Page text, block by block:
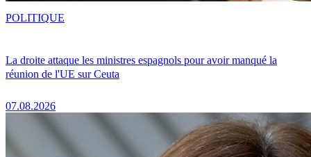
La droite attaque les ministres espagnols pour avoir manqué la
réunion de l'UE sur Ceuta
07.08.2026
POLITIQUE